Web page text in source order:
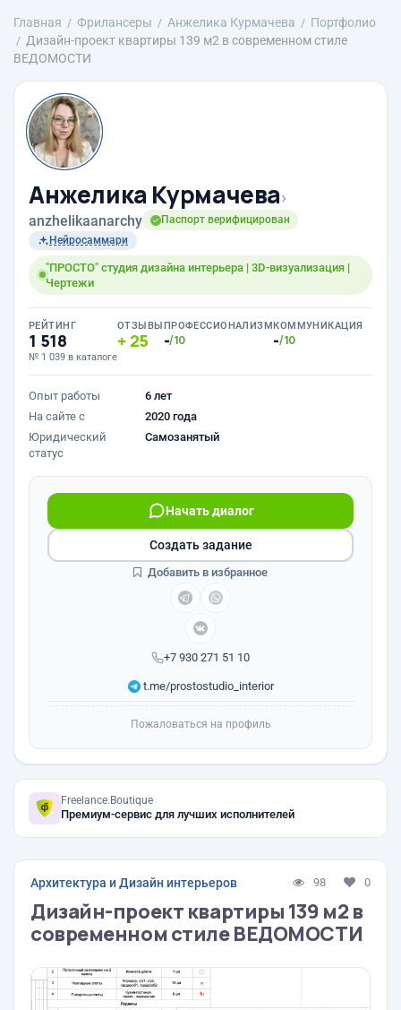
Главная Фрилансеры Анжелика Курмачева
Портфолио
Дизайн-проект квартиры 139 м2 в современном стиле
ВЕДОМОСТИ
Анжелика Курмачева›
anzhelikaanarchy
Паспорт верифицирован
Нейросаммари
"ПРОСТО" студия дизайна интерьера | 3D-визуализация |
Чертежи
РЕЙТИНГ
1 518
№ 1 039 в каталоге
ОТЗЫВЫ
25
ПРОФЕССИОНАЛИЗМ
-/10
КОММУНИКАЦИЯ
-/10
Опыт работы
6 лет
На сайте с
2020 года
Юридический
статус
Самозанятый
+7 930 271 51 10
Начать диалог
t.me/prostostudio_interior
Создать задание
Добавить в избранное
Пожаловаться на профиль
Freelance.Boutique
Премиум-сервис для лучших исполнителей
Архитектура и Дизайн интерьеров 98 0
Дизайн-проект квартиры 139 м2 в
современном стиле ВЕДОМОСТИ